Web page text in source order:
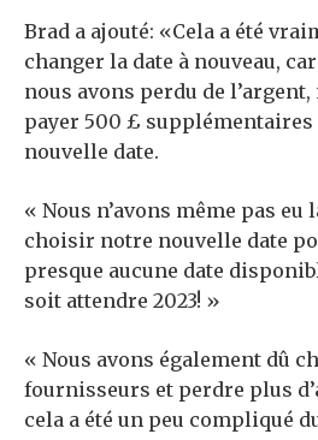
Brad a ajouté: «Cela a été
changer la date à nouveau,
nous avons perdu de
payer 500 £
nouvelle date.
« Nous n’avons même pas
choisir notre nouvelle date
presque aucune date
soit attendre 2023! »
« Nous avons également dû
fournisseurs et perdre plus
cela a été un peu compliqué